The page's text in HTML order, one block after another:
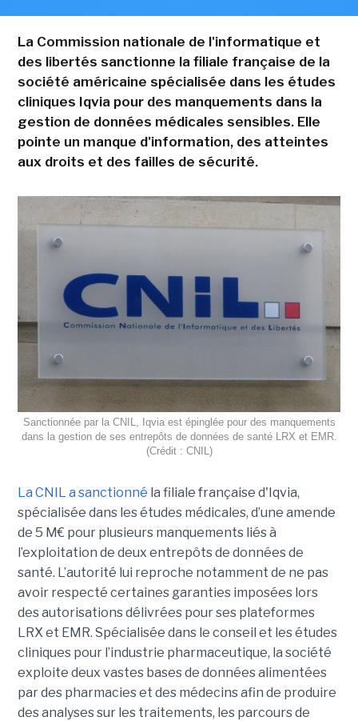
La Commission nationale de l'informatique et
des libertés sanctionne la filiale française de la
société américaine spécialisée dans les études
cliniques Iqvia pour des manquements dans la
gestion de données médicales sensibles. Elle
pointe un manque d'information, des atteintes
aux droits et des failles de sécurité.
Sanctionnée par la CNIL, Iqvia est épinglée pour des manquements
dans la gestion de ses entrepôts de données de santé LRX et EMR.
(Crédit : CNIL)
La CNIL a sanctionné la filiale française d'Iqvia,
spécialisée dans les études médicales, d’une amende
de 5 M€ pour plusieurs manquements liés à
l’exploitation de deux entrepôts de données de
santé. L’autorité lui reproche notamment de ne pas
avoir respecté certaines garanties imposées lors
des autorisations délivrées pour ses plateformes
LRX et EMR. Spécialisée dans le conseil et les études
cliniques pour l’industrie pharmaceutique, la société
exploite deux vastes bases de données alimentées
par des pharmacies et des médecins afin de produire
des analyses sur les traitements, les parcours de